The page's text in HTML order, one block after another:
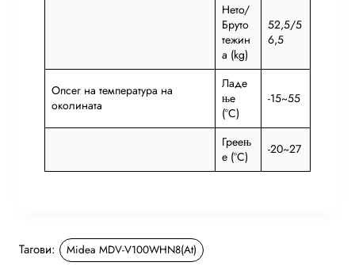
Нето/
Бруто
тежин
а (kg)
52,5/5
6,5
Опсег на температура на
околината
Ладе
ње
(°C)
-15~55
Греењ
е (°C)
-20~27
Тагови: Midea MDV-V100WHN8(At)